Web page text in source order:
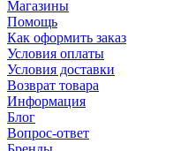
Магазины
Помощь
Как оформить заказ
Условия оплаты
Условия доставки
Возврат товара
Информация
Блог
Вопрос-ответ